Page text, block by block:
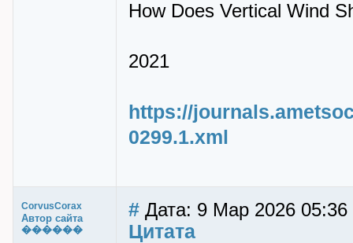
How Does Vertical Wind
2021
https://
0299.1.xml
CorvusCorax
Автор сайта
������
# Дата: 9 Мар 2026 05:36
Цитата